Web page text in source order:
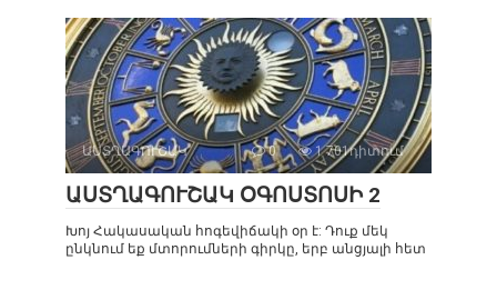
ԱՍՏՂԱԳՈՒՇԱԿ 0 1 701դիտում
ԱՍՏՂԱԳՈՒՇԱԿ ՕԳՈՍՏՈՍԻ 2
Խոյ Հակասական հոգեվիճակի օր է: Դուք մեկ
ընկնում եք մտորումների գիրկը, երբ անցյալի հետ